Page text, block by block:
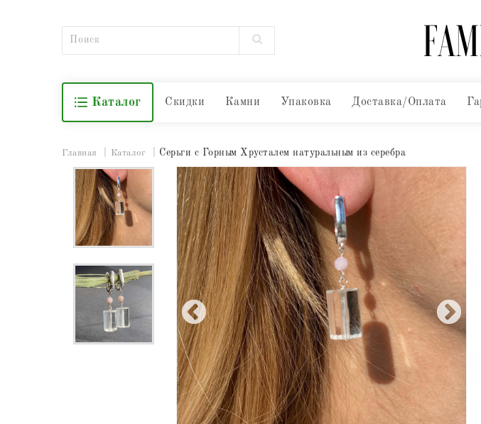
Каталог Скидки Камни Упаковка Доставка/Оплата
Главная Каталог Серьги с Горным Хрусталем натуральным из серебра